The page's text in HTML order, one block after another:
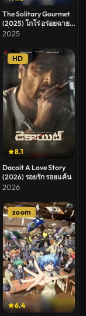
The Solitary Gourmet
(2025) โกโร่ อร่อยฉาย
เดี่ยวตะลอนทั่วโลก
2025
8.1
HD
Dacoit A Love Story
(2026) รอยรัก รอยแค้น
2026
6.4
zoom